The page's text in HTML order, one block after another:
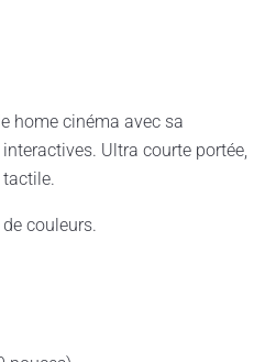
home cinéma avec sa
Ultra courte portée,
couleurs.